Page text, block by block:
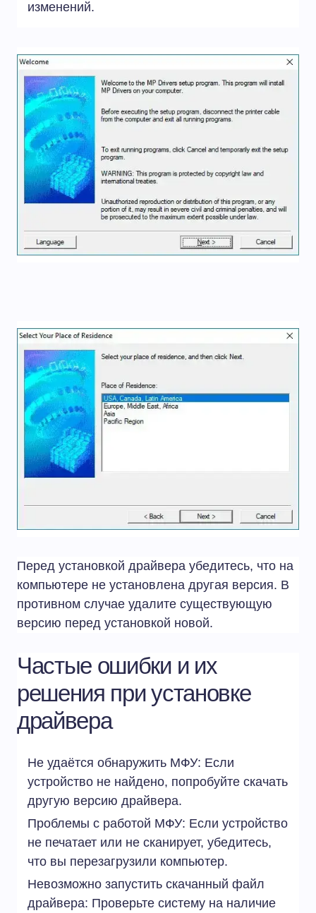
изменений.
Перед установкой драйвера убедитесь, что на
компьютере не установлена другая версия. В
противном случае удалите существующую
версию перед установкой новой.
Частые ошибки и их
решения при установке
драйвера
Не удаётся обнаружить МФУ: Если
устройство не найдено, попробуйте скачать
другую версию драйвера.
Проблемы с работой МФУ: Если устройство
не печатает или не сканирует, убедитесь,
что вы перезагрузили компьютер.
Невозможно запустить скачанный файл
драйвера: Проверьте систему на наличие